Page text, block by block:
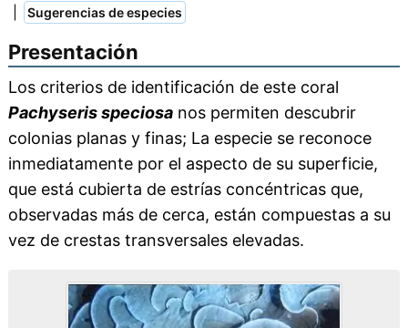
Sugerencias de especies
Presentación
Los criterios de identificación de este coral
Pachyseris speciosanos permiten descubrir
colonias planas y finas; La especie se reconoce
inmediatamente por el aspecto de su superficie,
que está cubierta de estrías concéntricas que,
observadas más de cerca, están compuestas a su
vez de crestas transversales elevadas.